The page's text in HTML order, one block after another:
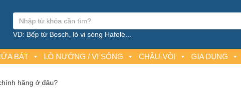
VD: Bếp từ Bosch, lò vi sóng Hafele...
BÁT LÒ NƯỚNG / VI SÓNG CHẬU-VÒI GIA DỤNG
hãng ở đâu?